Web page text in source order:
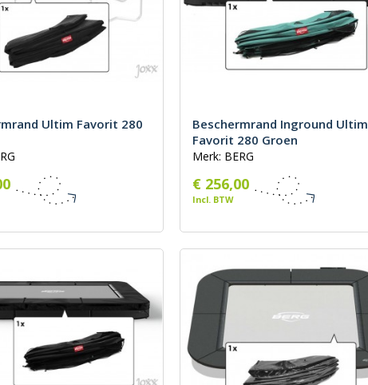
Ultim Favorit 280
Beschermrand Inground Ultim
Favorit 280 Groen
Merk: BERG
€ 256,00
Incl. BTW